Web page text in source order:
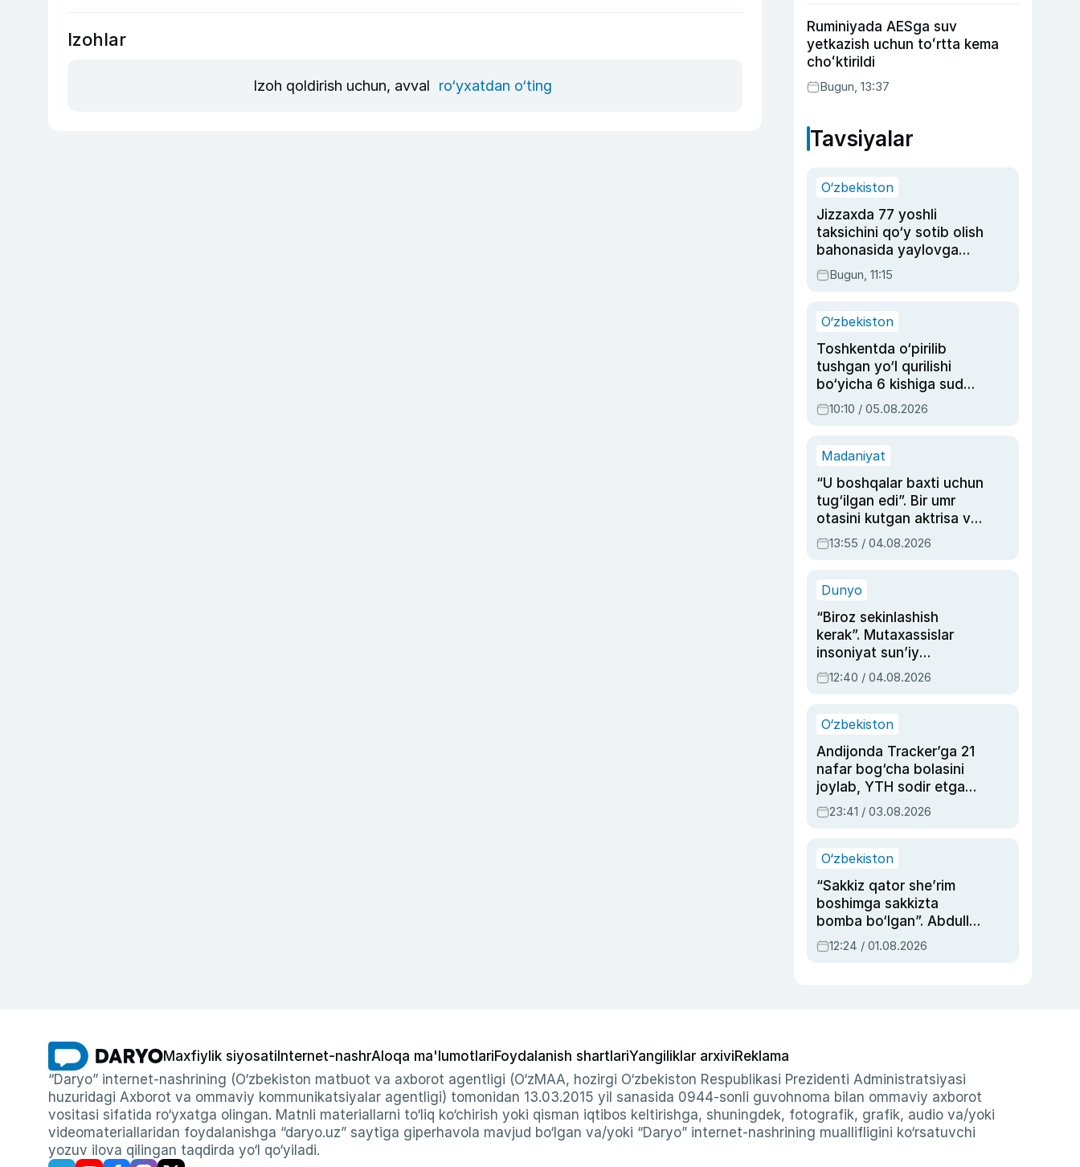
Izohlar
Izoh qoldirish uchun, avval ro‘yxatdan o‘ting
Ruminiyada AESga suv
yetkazish uchun toʻrtta kema
choʻktirildi
Bugun, 13:37
Tavsiyalar
O‘zbekiston
Jizzaxda 77 yoshli
taksichini qo‘y sotib olish
bahonasida yaylovga
olib borib o‘ldirgan yigit
20 yilga qamaldi
Bugun, 11:15
O‘zbekiston
Toshkentda o‘pirilib
tushgan yo‘l qurilishi
bo‘yicha 6 kishiga sud
hukmi o‘qildi
10:10 / 05.08.2026
Madaniyat
“U boshqalar baxti uchun
tug‘ilgan edi”. Bir umr
otasini kutgan aktrisa va
dublyaj ustasi Rimma
Ahmedovaning
13:55 / 04.08.2026
Dunyo
“Biroz sekinlashish
kerak”. Mutaxassislar
insoniyat sun’iy
intellektni boshqara
olmay qolishidan xavotir
12:40 / 04.08.2026
O‘zbekiston
Andijonda Tracker’ga 21
nafar bog‘cha bolasini
joylab, YTH sodir etgan
ayolga sud hukmi o‘qildi
23:41 / 03.08.2026
O‘zbekiston
“Sakkiz qator she’rim
boshimga sakkizta
bomba bo‘lgan”. Abdulla
Oripovni siyosiy
ayblovlardan asrab
12:24 / 01.08.2026
Maxfiylik siyosati Internet-nashrAloqa ma'lumotlariFoydalanish shartlariYangiliklar arxiviReklama
“Daryo” internet-nashrining (O‘zbekiston matbuot va axborot agentligi (O‘zMAA, hozirgi O‘zbekiston Respublikasi Prezidenti Administratsiyasi
huzuridagi Axborot va ommaviy kommunikatsiyalar agentligi) tomonidan 13.03.2015 yil sanasida 0944-sonli guvohnoma bilan ommaviy axborot
vositasi sifatida ro‘yxatga olingan. Matnli materiallarni to‘liq ko‘chirish yoki qisman iqtibos keltirishga, shuningdek, fotografik, grafik, audio va/yoki
videomateriallaridan foydalanishga “daryo.uz” saytiga giperhavola mavjud bo‘lgan va/yoki “Daryo” internet-nashrining muallifligini ko‘rsatuvchi
yozuv ilova qilingan taqdirda yo‘l qo‘yiladi.